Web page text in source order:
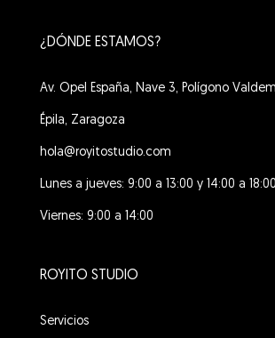
¿DÓNDE ESTAMOS?
Av. Opel España, Nave 3, Polígono
Épila, Zaragoza
hola@royitostudio.com
Lunes a jueves: 9:00 a 13:00 y 14:00 a 18:00
Viernes: 9:00 a 14:00
ROYITO STUDIO
Servicios